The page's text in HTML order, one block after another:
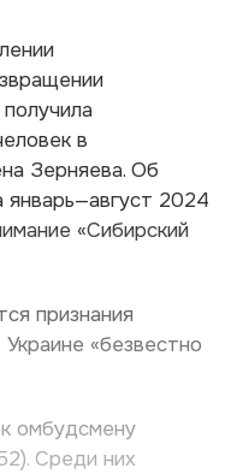
в
Зерняева. Об
январь—август 2024
«Сибирский
признания
«безвестно
омбудсмену
Среди них